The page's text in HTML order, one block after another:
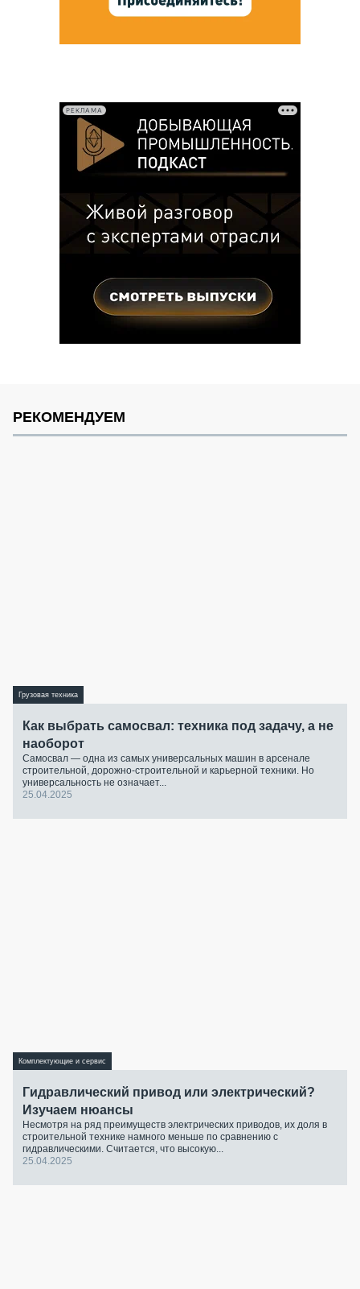
РЕКЛАМА
РЕКОМЕНДУЕМ
Грузовая техника
Как выбрать самосвал: техника под задачу, а не
наоборот
Самосвал — одна из самых универсальных машин в арсенале
строительной, дорожно-строительной и карьерной техники. Но
универсальность не означает...
25.04.2025
Комплектующие и сервис
Гидравлический привод или электрический?
Изучаем нюансы
Несмотря на ряд преимуществ электрических приводов, их доля в
строительной технике намного меньше по сравнению с
гидравлическими. Считается, что высокую...
25.04.2025